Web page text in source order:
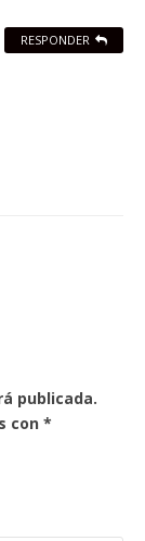
RESPONDER
publicada.
con *